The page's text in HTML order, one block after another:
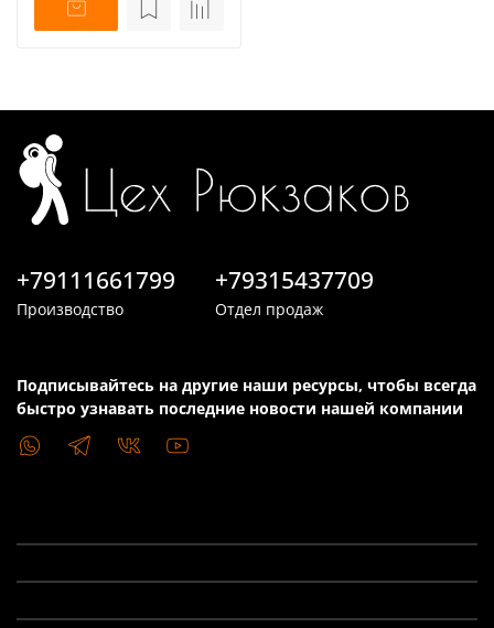
+79111661799
Производство
+79315437709
Отдел продаж
Подписывайтесь на другие наши ресурсы, чтобы всегда
быстро узнавать последние новости нашей компании